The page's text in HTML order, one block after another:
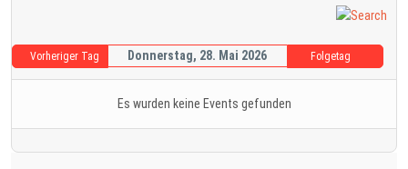
Vorheriger Tag Donnerstag, 28. Mai 2026 Folgetag
Es wurden keine Events gefunden